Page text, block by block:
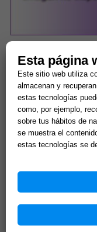
OJOS TURCOS
CON PESTAÑAS
5,00 €
Comprar
Esta página
Este sitio web utiliza
almacenan y
estas tecnologías
como, por ejemplo,
sobre tus hábitos de
se muestra el
estas tecnologías se